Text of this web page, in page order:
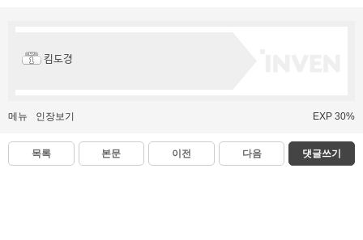
킴도경
메뉴 인장보기 EXP 30%
목록 본문 이전 다음 댓글쓰기